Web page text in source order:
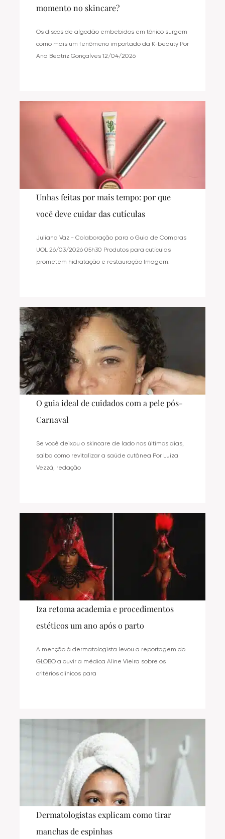
momento no skincare?
Os discos de algodão embebidos em tônico surgem
como mais um fenômeno importado da K-beauty Por
Ana Beatriz Gonçalves 12/04/2026
Unhas feitas por mais tempo: por que
você deve cuidar das cutículas
Juliana Vaz - Colaboração para o Guia de Compras
UOL 26/03/2026 05h30 Produtos para cutículas
prometem hidratação e restauração Imagem:
O guia ideal de cuidados com a pele pós-
Carnaval
Se você deixou o skincare de lado nos últimos dias,
saiba como revitalizar a saúde cutânea Por Luiza
Vezzá, redação
Iza retoma academia e procedimentos
estéticos um ano após o parto
A menção à dermatologista levou a reportagem do
GLOBO a ouvir a médica Aline Vieira sobre os
critérios clínicos para
Dermatologistas explicam como tirar
manchas de espinhas